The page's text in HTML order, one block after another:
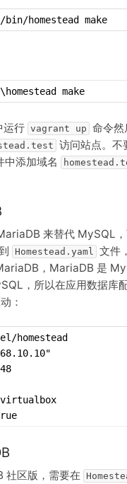
bin/homestead make
make
运行 vagrant up 命令然
访问站点。不
中添加域名
来替代 MySQL
Homestead.yaml 文件
，MariaDB 是
，所以在应用数据库
：
homestead
社区版，需要在